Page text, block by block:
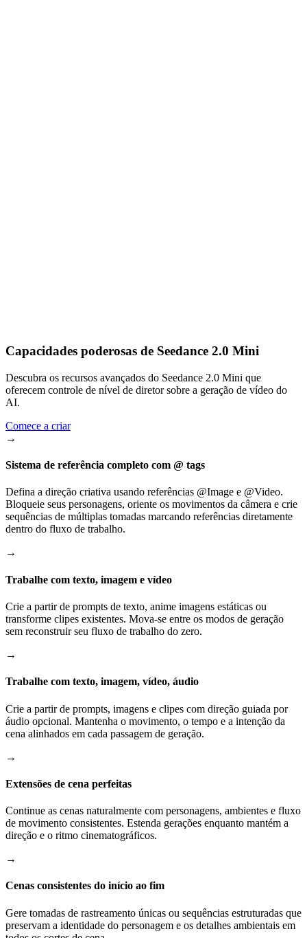
Capacidades poderosas de Seedance 2.0 Mini
Descubra os recursos avançados do Seedance 2.0 Mini que
oferecem controle de nível de diretor sobre a geração de vídeo do
AI.
Comece a criar
→
Sistema de referência completo com @ tags
Defina a direção criativa usando referências @Image e @Video.
Bloqueie seus personagens, oriente os movimentos da câmera e crie
sequências de múltiplas tomadas marcando referências diretamente
dentro do fluxo de trabalho.
→
Trabalhe com texto, imagem e vídeo
Crie a partir de prompts de texto, anime imagens estáticas ou
transforme clipes existentes. Mova-se entre os modos de geração
sem reconstruir seu fluxo de trabalho do zero.
→
Trabalhe com texto, imagem, vídeo, áudio
Crie a partir de prompts, imagens e clipes com direção guiada por
áudio opcional. Mantenha o movimento, o tempo e a intenção da
cena alinhados em cada passagem de geração.
→
Extensões de cena perfeitas
Continue as cenas naturalmente com personagens, ambientes e fluxo
de movimento consistentes. Estenda gerações enquanto mantém a
direção e o ritmo cinematográficos.
→
Cenas consistentes do início ao fim
Gere tomadas de rastreamento únicas ou sequências estruturadas que
preservam a identidade do personagem e os detalhes ambientais em